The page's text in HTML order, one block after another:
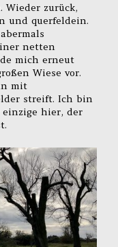
zurück,
und querfeldein.
netten
mich erneut
Wiese vor.
mit
streift. Ich bin
hier, der